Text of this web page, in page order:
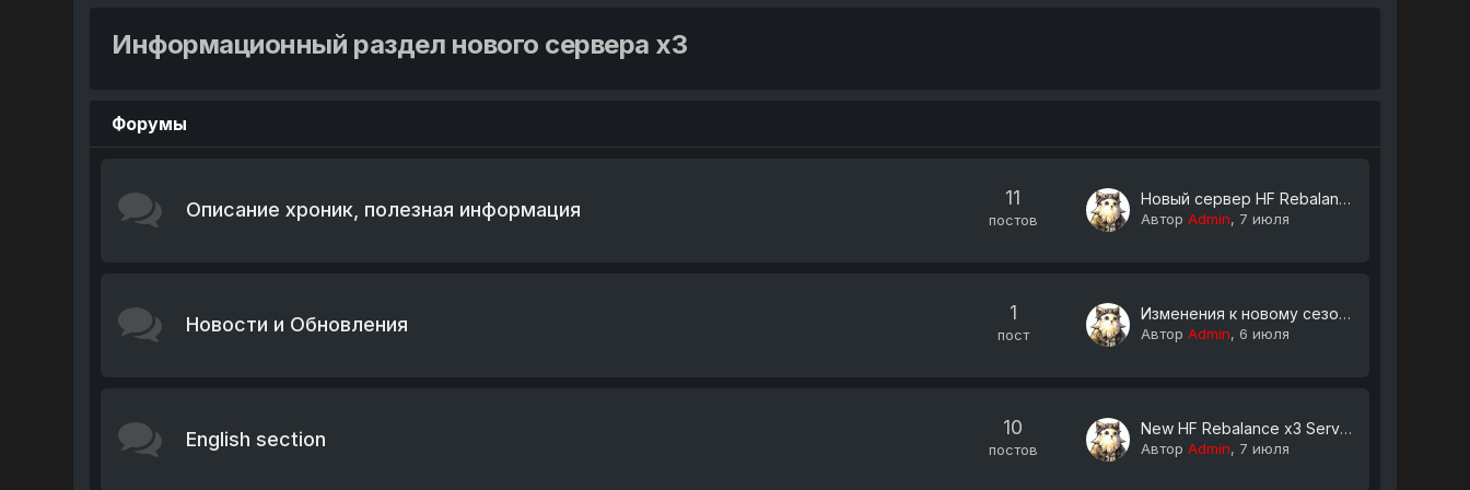
Информационный раздел нового сервера x3
Форумы
Описание хроник, полезная информация
11
постов
Новый сервер HF Rebalance х3 - 7 августа 2026 - Полное описание
АвторAdmin, 7 июля
Новости и Обновления
1
пост
Изменения к новому сезону
АвторAdmin, 6 июля
English section
10
постов
New HF Rebalance x3 Server - August 7, 2026 - Full description
АвторAdmin, 7 июля